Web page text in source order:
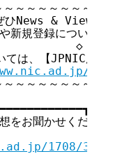
～～～～～～～～～～
News & Viewsをオ
規登録については文
◇
は、【JPNIC用語集
ja/
～～～～～～～～～～
をお聞かせくださ
1708/